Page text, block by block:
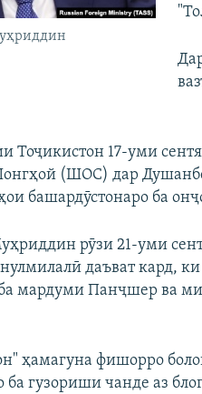
Тоҷикистон 17-уми
(ШОС) дар Душанбе
башардӯстонаро ба
рӯзи 21-уми
даъват кард,
мардуми Панҷшер ва
ҳамагуна фишорро
ба гузориши чанде аз